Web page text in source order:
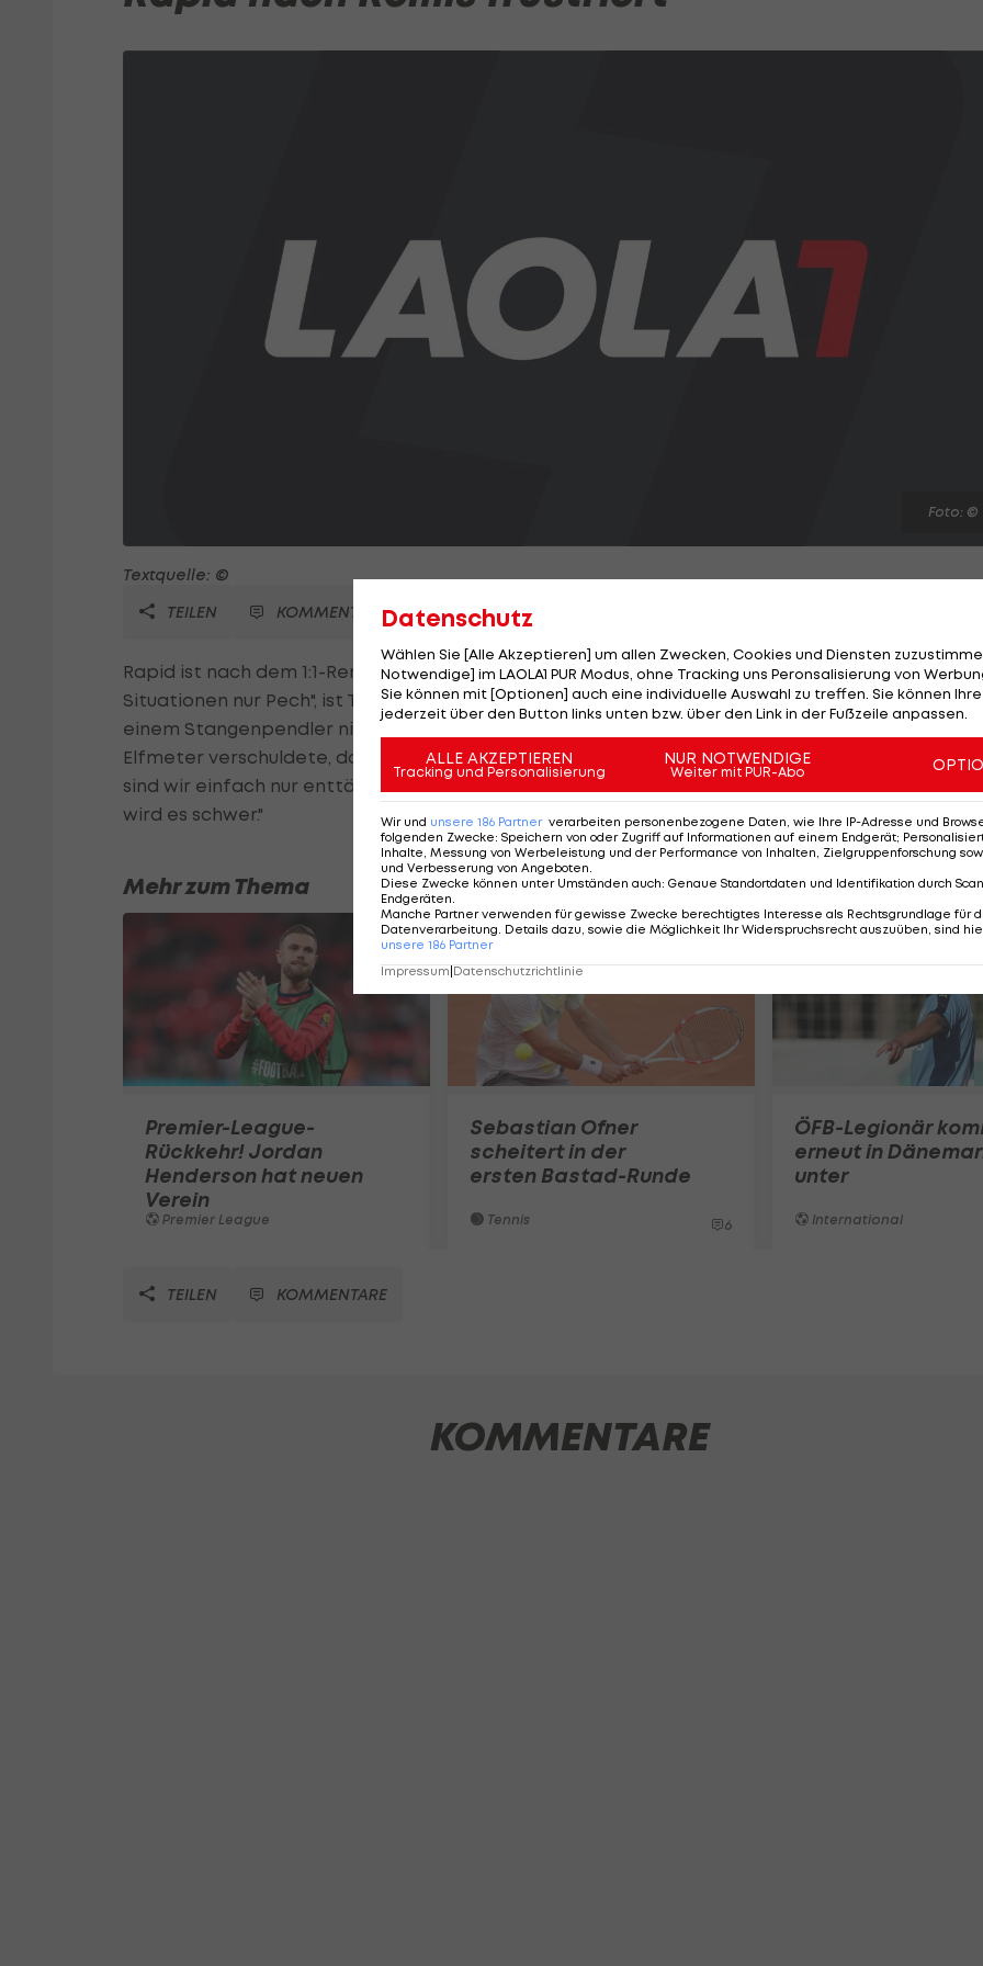
Foto: ©
Textquelle: ©
TEILEN
KOMMENTARE
Rapid ist nach dem 1:1-Remis im Heimspiel gegen Mattersburg frustriert. "Heute war es in
Situationen nur Pech", ist Trainer Peter Schöttel geknickt. Ein Sonnleitner-Kopfball wollte nach
einem Stangenpendler nicht ins Tor, Pichler traf nur die Latte. Auch Steffen Hofmann, der den
Elfmeter verschuldete, dafür aber den Ausgleich erzielte, hadert mit dem Spielverlauf: "Heute
sind wir einfach nur enttäuscht. Wir haben das Spiel kontrolliert. Aber wenn wir kein Tor machen,
wird es schwer."
Mehr zum Thema
Premier-League-
Rückkehr! Jordan
Henderson hat neuen
Verein
Premier League
Sebastian Ofner
scheitert in der
ersten Bastad-Runde
Tennis 6
ÖFB-Legionär
erneut in
unter
International
TEILEN KOMMENTARE
KOMMENTARE
Datenschutz
Wählen Sie [Alle Akzeptieren] um allen Zwecken, Cookies und Diensten
Notwendige] im LAOLA1 PUR Modus, ohne Tracking uns Peronsalisierung von
Sie können mit [Optionen] auch eine individuelle Auswahl zu treffen. Sie können
jederzeit über den Button links unten bzw. über den Link in der Fußzeile anpassen.
ALLE AKZEPTIEREN
Tracking und Personalisierung
NUR NOTWENDIGE
Weiter mit PUR-Abo
Wir und unsere 186 Partner verarbeiten personenbezogene Daten, wie Ihre IP-Adresse und
folgenden Zwecke: Speichern von oder Zugriff auf Informationen auf einem Endgerät;
Inhalte, Messung von Werbeleistung und der Performance von Inhalten, Zielgruppenforschung
und Verbesserung von Angeboten
Diese Zwecke können unter Umständen auch: Genaue Standortdaten und Identifikation durch
Endgeräten
Manche Partner verwenden für gewisse Zwecke berechtigtes Interesse als Rechtsgrundlage für
Datenverarbeitung. Details dazu, sowie die Möglichkeit Ihr Widerspruchsrecht auszuüben, sind
unsere 186 Partner
Impressum|Datenschutzrichtlinie